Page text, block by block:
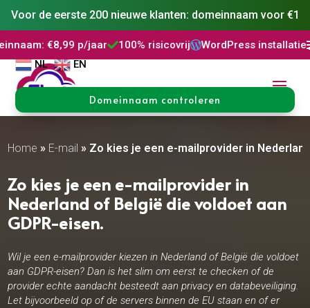
Voor de eerste 200 nieuwe klanten: domeinnaam voor €1
p/jaar100% risicovrijWordPress installatieDNS Beheer
NL EN
Domeinnaam controleren
Home » E-mail » Zo kies je een e-mailprovider in
Zo kies je een e-mailprovider in
Nederland of België die voldoet aan
GDPR-eisen.​
Wil je een e-mailprovider kiezen in Nederland of België die voldoet
aan GDPR-eisen? Dan is het slim om eerst te checken of de
provider echte aandacht besteedt aan privacy en databeveiliging.
Let bijvoorbeeld op of de servers binnen de EU staan en of er